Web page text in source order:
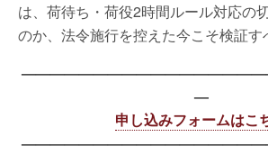
は、荷待ち・荷役2時間ルール対応の
のか、法令施行を控えた今こそ検証す
—
申し込みフォームはこ